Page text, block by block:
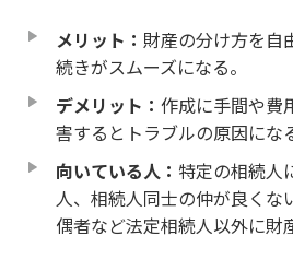
メリット： 財産の分け方を自
続きがスムーズになる。
デメリット：作成に手間や費
害するとトラブルの原因にな
向いている人： 特定の相続人
人、相続人同士の仲が良く
偶者など法定相続人以外に財